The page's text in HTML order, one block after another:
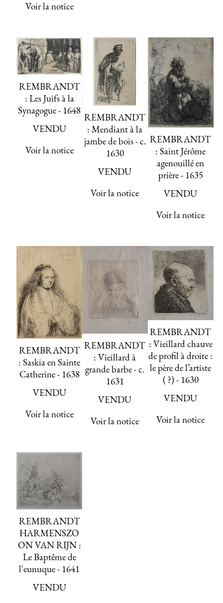
Voir la notice
REMBRANDT
: Les Juifs à la
Synagogue - 1648
VENDU
Voir la notice
REMBRANDT
: Mendiant à la
jambe de bois - c.
1630
VENDU
Voir la notice
REMBRANDT
: Saint Jérôme
agenouillé en
prière - 1635
VENDU
Voir la notice
REMBRANDT
: Saskia en Sainte
Catherine - 1638
VENDU
Voir la notice
REMBRANDT
: Vieillard à
grande barbe - c.
1631
VENDU
Voir la notice
REMBRANDT
: Vieillard chauve
de profil à droite :
le père de l’artiste
( ?) - 1630
VENDU
Voir la notice
REMBRANDT
HARMENSZO
ON VAN RIJN :
Le Baptême de
l'eunuque - 1641
VENDU